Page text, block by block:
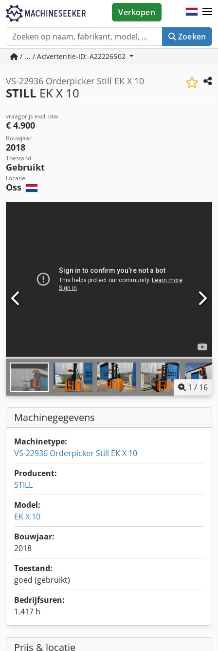
Zoeken
Verkopen
/ ... / Advertentie-ID: A22226502
VS-22936 Orderpicker Still EK X 10
STILL EK X 10
vraagprijs excl. btw
€ 4.900
Bouwjaar
2018
Toestand
Gebruikt
Locatie
Oss
1 / 16
Machinegegevens
Machinetype:
VS-22936 Orderpicker Still EK X 10
Producent:
STILL
Model:
EK X 10
Bouwjaar:
2018
Toestand:
goed (gebruikt)
Bedrijfsuren:
1.417 h
Prijs & locatie